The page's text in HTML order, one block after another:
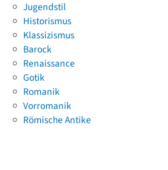
Jugendstil
Historismus
Klassizismus
Barock
Renaissance
Gotik
Romanik
Vorromanik
Römische Antike